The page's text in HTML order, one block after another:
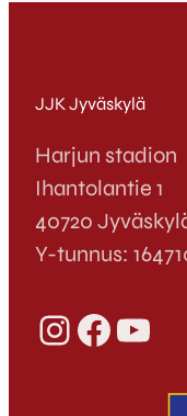
JJK Jyväskylä
Harjun stadion
Ihantolantie 1
40720
Y-tunnus:
InstagramFacebook YouTube